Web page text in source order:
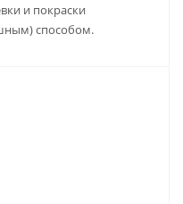
и покраски
способом.